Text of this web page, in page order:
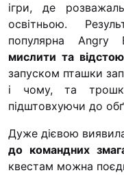
ігри, де
освітньою.
популярна Angry
мислити та
запуском пташки
і чому, та трошки
підштовхуючи до
Дуже дієвою
до командних
квестам можна